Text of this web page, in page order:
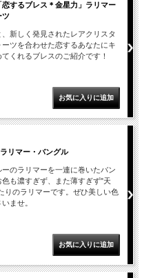
するブレス＊金星力」ラリマー
ツ
新しく発見されたレアクリスタ
ツを合わせた恋するあなたにキ
くれるブレスのご紹介です！
リマー・バングル
のラリマーを一連に巻いたバン
も濃すぎず、また薄すぎず"天
りのラリマーです。ぜひ美しい色
ませ。